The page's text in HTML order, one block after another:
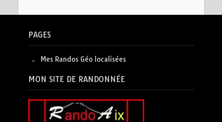
PAGES
Mes Randos Géo localisées
MON SITE DE RANDONNÉE